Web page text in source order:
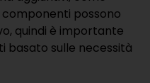
possono
quindi è importante
basato sulle necessità